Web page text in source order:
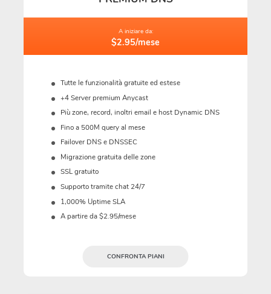
A iniziare da:
$2.95/mese
Tutte le funzionalità gratuite ed estese
+4 Server premium Anycast
Più zone, record, inoltri email e host Dynamic DNS
Fino a 500M query al mese
Failover DNS e DNSSEC
Migrazione gratuita delle zone
SSL gratuito
Supporto tramite chat 24/7
1,000% Uptime SLA
A partire da $2.95/mese
CONFRONTA PIANI